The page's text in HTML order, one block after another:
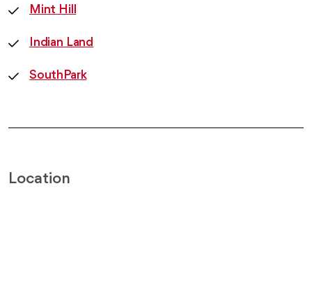
Mint Hill
Indian Land
SouthPark
Location